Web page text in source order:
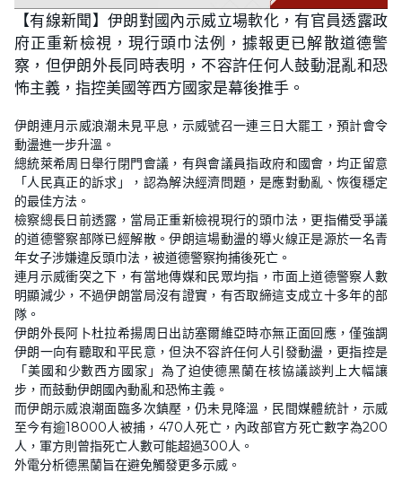
n
m
t
e
o
a
d
e
d
:
4
6
.
%
【有線新聞】伊朗對國內示威立場軟化，有官員透露政
府正重新檢視，現行頭巾法例，據報更已解散道德警
察，但伊朗外長同時表明，不容許任何人鼓動混亂和恐
怖主義，指控美國等西方國家是幕後推手。
伊朗連月示威浪潮未見平息，示威號召一連三日大罷工，預計會令
動盪進一步升溫。
總統萊希周日舉行閉門會議，有與會議員指政府和國會，均正留意
「人民真正的訴求」，認為解決經濟問題，是應對動亂、恢復穩定
的最佳方法。
檢察總長日前透露，當局正重新檢視現行的頭巾法，更指備受爭議
的道德警察部隊已經解散。伊朗這場動盪的導火線正是源於一名青
年女子涉嫌違反頭巾法，被道德警察拘捕後死亡。
連月示威衝突之下，有當地傳媒和民眾均指，市面上道德警察人數
明顯減少，不過伊朗當局沒有證實，有否取締這支成立十多年的部
隊。
伊朗外長阿卜杜拉希揚周日出訪塞爾維亞時亦無正面回應，僅強調
伊朗一向有聽取和平民意，但決不容許任何人引發動盪，更指控是
「美國和少數西方國家」為了迫使德黑蘭在核協議談判上大幅讓
步，而鼓動伊朗國內動亂和恐怖主義。
而伊朗示威浪潮面臨多次鎮壓，仍未見降溫，民間媒體統計，示威
至今有逾18000人被捕，470人死亡，內政部官方死亡數字為200
人，軍方則曾指死亡人數可能超過300人。
外電分析德黑蘭旨在避免觸發更多示威。